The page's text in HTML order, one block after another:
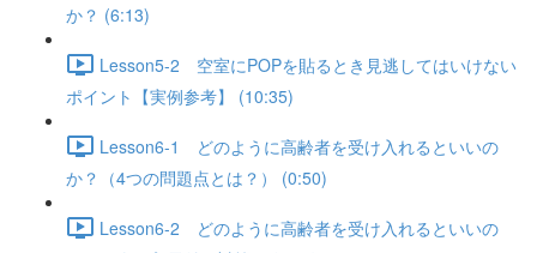
か？ (6:13)
Lesson5-2 空室にPOPを貼るとき見逃してはいけない
ポイント【実例参考】 (10:35)
Lesson6-1 どのように高齢者を受け入れるといいの
か？（4つの問題点とは？） (0:50)
Lesson6-2 どのように高齢者を受け入れるといいの